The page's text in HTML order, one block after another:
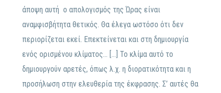
άποψη αυτή ο απολογισμός της Ώρας είναι
αναμφισβήτητα θετικός. Θα έλεγα ωστόσο ότι δεν
περιορίζεται εκεί. Επεκτείνεται και στη δημιουργία
ενός ορισμένου κλίματος… […] Το κλίμα αυτό το
δημιουργούν αρετές, όπως λ.χ. η διορατικότητα και η
προσήλωση στην ελευθερία της έκφρασης. Σ’ αυτές θα